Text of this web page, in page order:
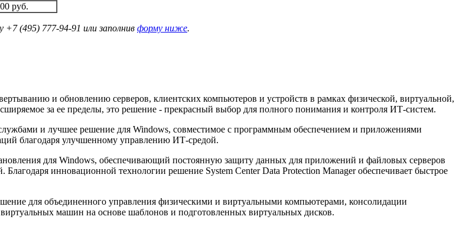
руб.
(495) 777-94-91 или заполнив форму ниже.
и обновлению серверов, клиентских компьютеров и устройств в рамках физической, виртуальной,
за ее пределы, это решение - прекрасный выбор для полного понимания и контроля ИТ-систем.
и лучшее решение для Windows, совместимое с программным обеспечением и приложениями
благодаря улучшенному управлению ИТ-средой.
для Windows, обеспечивающий постоянную защиту данных для приложений и файловых серверов
инновационной технологии решение System Center Data Protection Manager обеспечивает быстрое
для объединенного управления физическими и виртуальными компьютерами, консолидации
машин на основе шаблонов и подготовленных виртуальных дисков.